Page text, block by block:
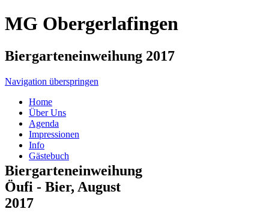
MG Obergerlafingen
Biergarteneinweihung 2017
Navigation überspringen
Home
Über Uns
Agenda
Impressionen
Info
Gästebuch
Biergarteneinweihung
Öufi - Bier, August
2017